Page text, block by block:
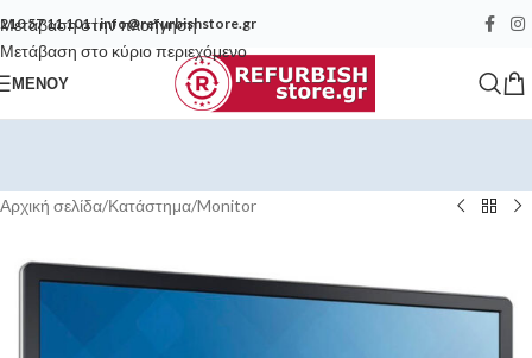
Μετάβαση στην πλοήγηση
Μετάβαση στο κύριο περιεχόμενο
210 57 11 101|info@refurbishstore.gr
ΜΕΝΟΎ
Αρχική σελίδα/Κατάστημα/Monitor